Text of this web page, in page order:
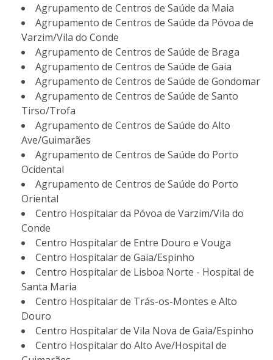
Agrupamento de Centros de Saúde da Maia
Agrupamento de Centros de Saúde da Póvoa de
Varzim/Vila do Conde
Agrupamento de Centros de Saúde de Braga
Agrupamento de Centros de Saúde de Gaia
Agrupamento de Centros de Saúde de Gondomar
Agrupamento de Centros de Saúde de Santo
Tirso/Trofa
Agrupamento de Centros de Saúde do Alto
Ave/Guimarães
Agrupamento de Centros de Saúde do Porto
Ocidental
Agrupamento de Centros de Saúde do Porto
Oriental
Centro Hospitalar da Póvoa de Varzim/Vila do
Conde
Centro Hospitalar de Entre Douro e Vouga
Centro Hospitalar de Gaia/Espinho
Centro Hospitalar de Lisboa Norte - Hospital de
Santa Maria
Centro Hospitalar de Trás-os-Montes e Alto
Douro
Centro Hospitalar de Vila Nova de Gaia/Espinho
Centro Hospitalar do Alto Ave/Hospital de